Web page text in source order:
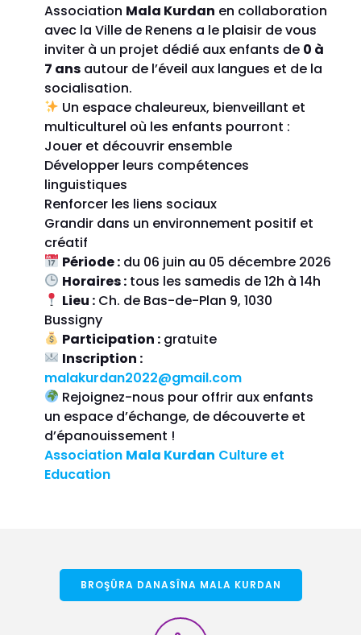
Association Mala Kurdan en collaboration
avec la Ville de Renens a le plaisir de vous
inviter à un projet dédié aux enfants de 0 à
7 ans autour de l’éveil aux langues et de la
socialisation.
Un espace chaleureux, bienveillant et
multiculturel où les enfants pourront :
Jouer et découvrir ensemble
Développer leurs compétences
linguistiques
Renforcer les liens sociaux
Grandir dans un environnement positif et
créatif
Période : du 06 juin au 05 décembre 2026
Horaires : tous les samedis de 12h à 14h
Lieu : Ch. de Bas-de-Plan 9, 1030
Bussigny
Participation : gratuite
Inscription :
malakurdan2022@gmail.com
Rejoignez-nous pour offrir aux enfants
un espace d’échange, de découverte et
d’épanouissement !
Association Mala Kurdan Culture et
Education
BROŞÛRA DANASÎNA MALA KURDAN